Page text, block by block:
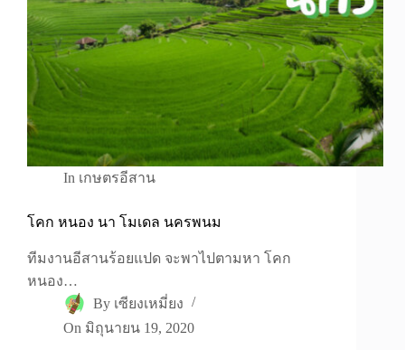
In เกษตรอีสาน
โคก หนอง นา โมเดล นครพนม
ทีมงานอีสานร้อยแปด จะพาไปตามหา โคก
หนอง…
By เซียงเหมี่ยง
On มิถุนายน 19, 2020